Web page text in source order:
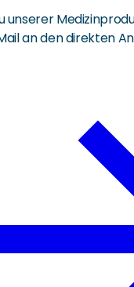
unserer
an den direkten